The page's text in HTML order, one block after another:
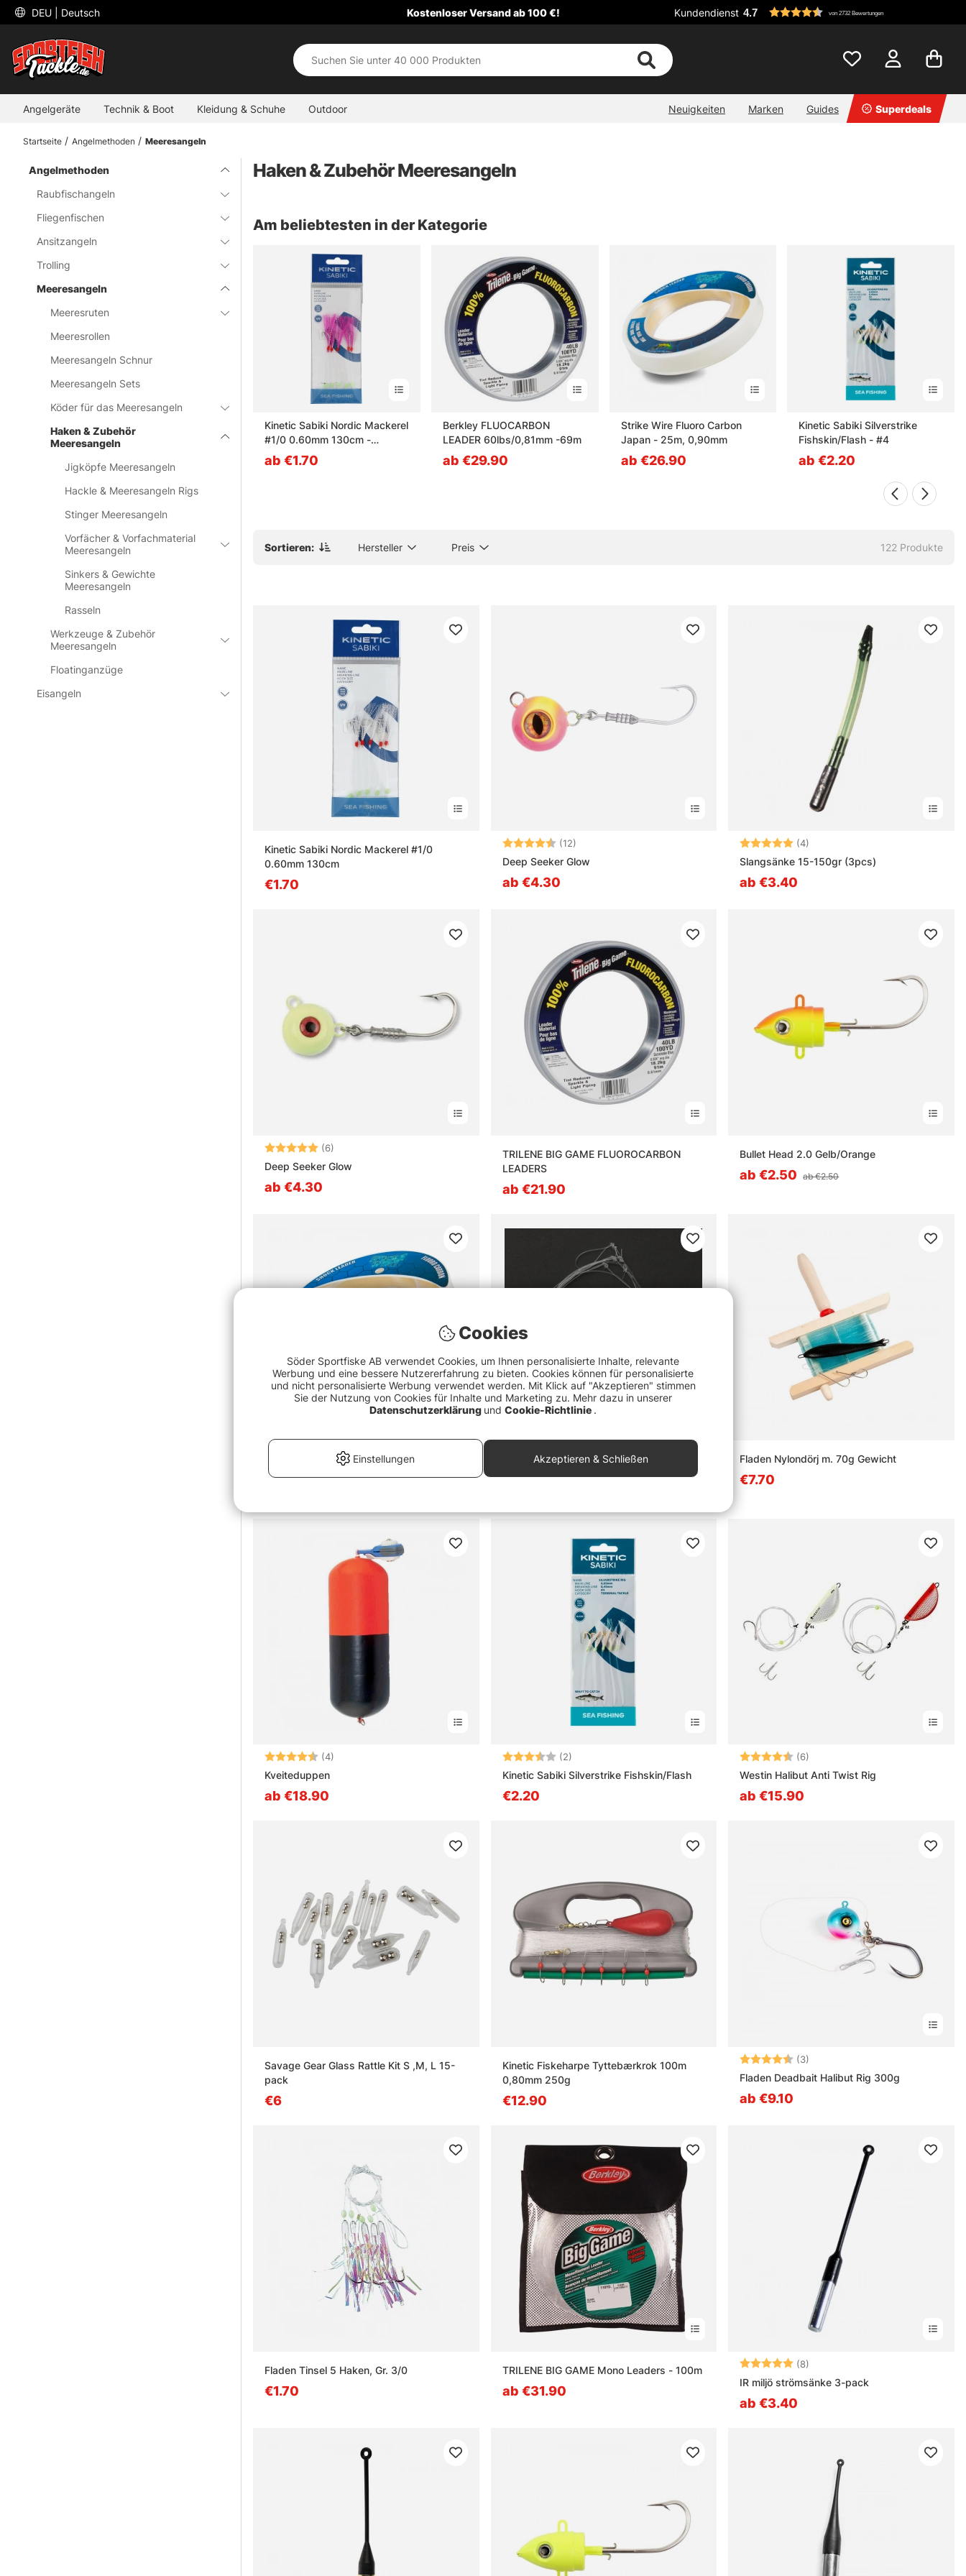
DEU | Deutsch Kostenloser Versand ab 100 €! Kundendienst 4.7 von 2732 Bewertungen
Angelgeräte Technik & Boot Kleidung & Schuhe Outdoor Neuigkeiten Marken Guides Superdeals
Startseite Angelmethoden Meeresangeln
Angelmethoden
Raubfischangeln
Fliegenfischen
Ansitzangeln
Trolling
Meeresangeln
Meeresruten
Meeresrollen
Meeresangeln Schnur
Meeresangeln Sets
Köder für das Meeresangeln
Haken & Zubehör
Meeresangeln
Jigköpfe Meeresangeln
Hackle & Meeresangeln Rigs
Stinger Meeresangeln
Vorfächer & Vorfachmaterial
Meeresangeln
Sinkers & Gewichte
Meeresangeln
Rasseln
Werkzeuge & Zubehör
Meeresangeln
Floatinganzüge
Eisangeln
Haken & Zubehör Meeresangeln
Am beliebtesten in der Kategorie
Deep Seeker Glow
ab €4.30
Kinetic Sabiki Nordic Mackerel
#1/0 0.60mm 130cm -
Pink/Crystal Flash
ab €1.70
Berkley FLUOCARBON
LEADER 60lbs/0,81mm -69m
ab €29.90
Strike Wire Fluoro Carbon
Japan - 25m, 0,90mm
ab €26.90
Kinetic Sabiki Silverstrike
Fishskin/Flash - #4
ab €2.20
Sortieren: Hersteller Preis 122 Produkte
Kinetic Sabiki Nordic Mackerel #1/0
0.60mm 130cm
€1.70
Bewertung:(12)
Deep Seeker Glow
ab €4.30
Bewertung: (4)
Slangsänke 15-150gr (3pcs)
ab €3.40
Bewertung: (6)
Deep Seeker Glow
ab €4.30
TRILENE BIG GAME FLUOROCARBON
LEADERS
ab €21.90
Bullet Head 2.0 Gelb/Orange
ab €2.50 ab €2.50
Strike Wire Fluoro Carbon Japan - 25m &
50m
Bewertung: (2)
4.5 von 5 Sternen
Fladen Nylondörj m. 70g Gewicht
€7.70
Bewertung: (4)
Kveiteduppen
ab €18.90
Bewertung:(2)
Kinetic Sabiki Silverstrike Fishskin/Flash
€2.20
Bewertung: (6)
Westin Halibut Anti Twist Rig
ab €15.90
Savage Gear Glass Rattle Kit S ,M, L 15-
pack
€6
Kinetic Fiskeharpe Tyttebærkrok 100m
0,80mm 250g
€12.90
Bewertung: (3)
Fladen Deadbait Halibut Rig 300g
ab €9.10
Fladen Tinsel 5 Haken, Gr. 3/0
€1.70
TRILENE BIG GAME Mono Leaders - 100m
ab €31.90
Bewertung: (8)
IR miljö strömsänke 3-pack
ab €3.40
Cookies
Söder Sportfiske AB verwendet Cookies, um Ihnen personalisierte Inhalte, relevante
Werbung und eine bessere Nutzererfahrung zu bieten. Cookies können für personalisierte
und nicht personalisierte Werbung verwendet werden. Mit Klick auf "Akzeptieren" stimmen
Sie der Nutzung von Cookies für Inhalte und Marketing zu. Mehr dazu in unserer
Datenschutzerklärung und Cookie-Richtlinie .
Einstellungen Akzeptieren & Schließen